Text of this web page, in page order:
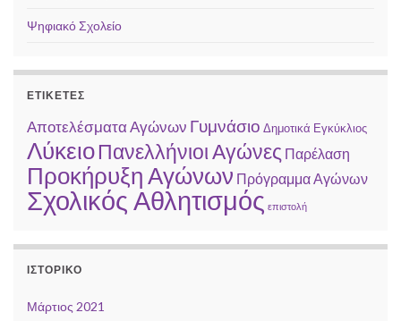
Ψηφιακό Σχολείο
ΕΤΙΚΈΤΕΣ
Αποτελέσματα Αγώνων Γυμνάσιο Δημοτικά Εγκύκλιος
ΛύκειοΠανελλήνιοι Αγώνες Παρέλαση
Προκήρυξη Αγώνων Πρόγραμμα Αγώνων
Σχολικός Αθλητισμός επιστολή
ΙΣΤΟΡΙΚΌ
Μάρτιος 2021